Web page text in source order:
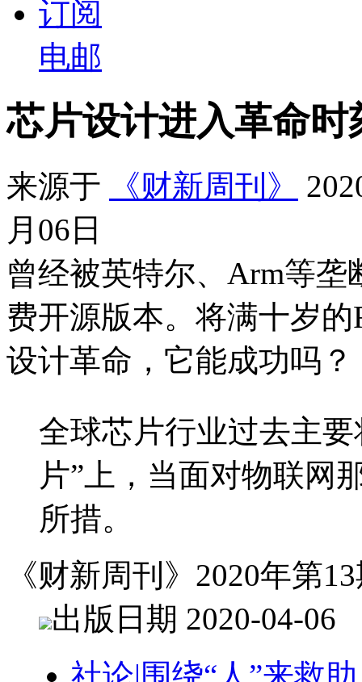
订阅
电邮
芯片设计进入革命
来源于 《财新周刊》
月06日
曾经被英特尔、Arm等
费开源版本。将满十岁
设计革命，它能成功吗？
全球芯片行业过去主
片”上，当面对物联网
所措。
《财新周刊》2020年第
出版日期 2020-04-06
社论|围绕“人”来救助